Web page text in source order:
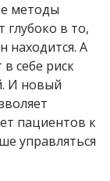
методы
глубоко в то,
находится. А
себе риск
И новый
пациентов к
управляться